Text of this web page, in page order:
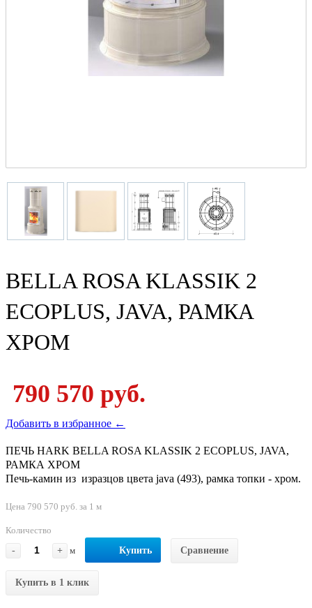
BELLA ROSA KLASSIK 2
ECOPLUS, JAVA, РАМКА
ХРОМ
790 570 руб.
Добавить в избранное ←
ПЕЧЬ HARK BELLA ROSA KLASSIK 2 ECOPLUS, JAVA,
РАМКА ХРОМ
Печь-камин из изразцов цвета java (493), рамка топки - хром.
Цена 790 570 руб. за 1 м
Количество
-
+ м Купить Сравнение
Купить в 1 клик